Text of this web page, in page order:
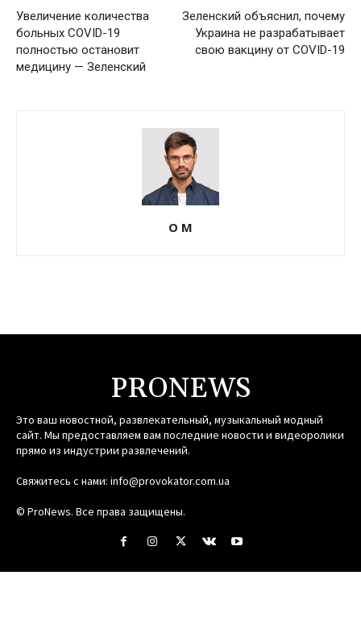
Увеличение количества
больных COVID-19
полностью остановит
медицину — Зеленский
Зеленский объяснил, почему
Украина не разрабатывает
свою вакцину от COVID-19
О М
PRONEWS
Это ваш новостной, развлекательный, музыкальный модный
сайт. Мы предоставляем вам последние новости и видеоролики
прямо из индустрии развлечений.
Свяжитесь с нами: info@provokator.com.ua
© ProNews. Все права защищены.